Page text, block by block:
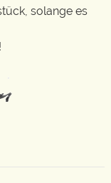
solange es